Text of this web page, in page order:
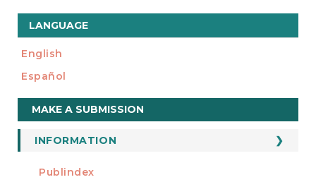
LANGUAGE
English
Español
Make
a
Submission
MAKE A SUBMISSION
INFORMATION
For Readers
INDEXADA EN
Publindex